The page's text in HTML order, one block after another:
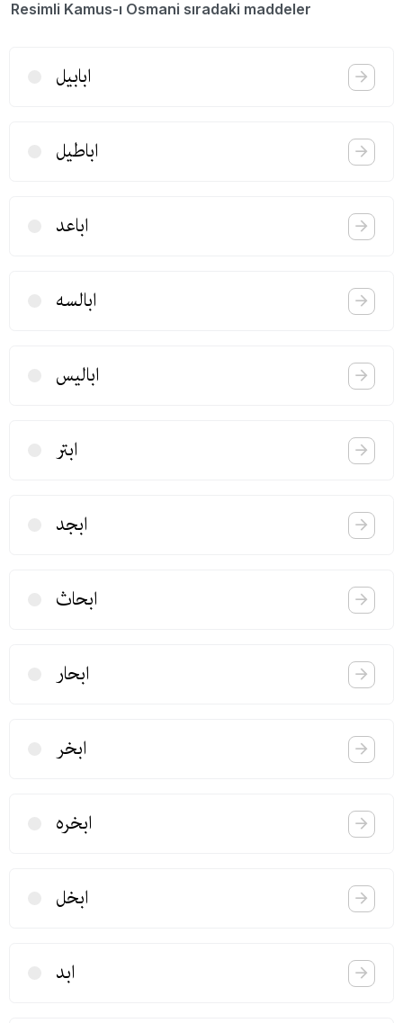
Resimli Kamus-ı Osmani sıradaki maddeler
ابابیل
اباطیل
اباعد
ابالسه
ابالیس
ابتر
ابجد
ابحاث
ابحار
ابخر
ابخره
ابخل
ابد